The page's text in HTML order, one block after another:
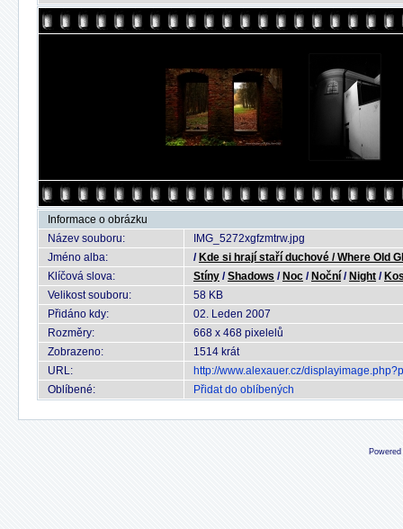
Informace o obrázku
Název souboru:
IMG_5272xgfzmtrw.jpg
Jméno alba:
/ Kde si hrají staří duchové / Where Old
Klíčová slova:
Stíny /Shadows / Noc / Noční / Night /
Velikost souboru:
58 KB
Přidáno kdy:
02. Leden 2007
Rozměry:
668 x 468 pixelelů
Zobrazeno:
1514 krát
URL:
http://www.alexauer.cz/
Oblíbené:
Přidat do oblíbených